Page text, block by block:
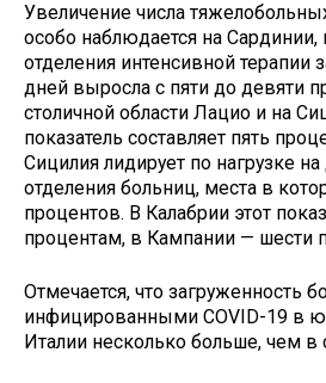
Увеличение числа
особо наблюдается на Сардинии,
отделения интенсивной терапии
дней выросла с пяти до девяти
столичной области Лацио и на
показатель составляет пять
Сицилия лидирует по нагрузке на
отделения больниц, места в
процентов. В Калабрии этот
процентам, в Кампании — шести
Отмечается, что загруженность
инфицированными COVID-19 в
Италии несколько больше, чем в